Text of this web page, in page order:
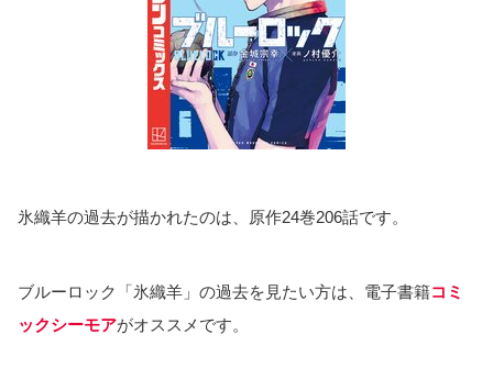
氷織羊の過去が描かれたのは、原作24巻206話です。
ブルーロック「氷織羊」の過去を見たい方は、電子書籍コミ
ックシーモアがオススメです。